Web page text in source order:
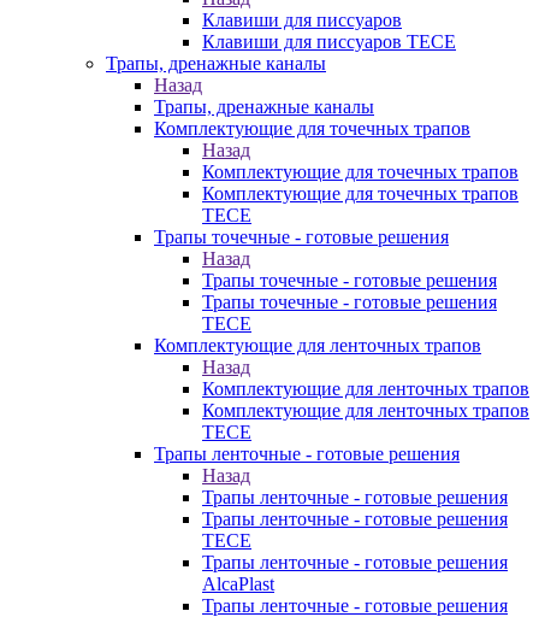
Клавиши для писсуаров
Клавиши для писсуаров TECE
Трапы, дренажные каналы
Назад
Трапы, дренажные каналы
Комплектующие для точечных трапов
Назад
Комплектующие для точечных трапов
Комплектующие для точечных трапов
TECE
Трапы точечные - готовые решения
Назад
Трапы точечные - готовые решения
Трапы точечные - готовые решения
TECE
Комплектующие для ленточных трапов
Назад
Комплектующие для ленточных трапов
Комплектующие для ленточных трапов
TECE
Трапы ленточные - готовые решения
Назад
Трапы ленточные - готовые решения
Трапы ленточные - готовые решения
TECE
Трапы ленточные - готовые решения
AlcaPlast
Трапы ленточные - готовые решения